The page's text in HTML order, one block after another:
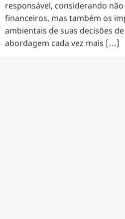
responsável, considerando
financeiros, mas também os
ambientais de suas decisões
abordagem cada vez mais […]